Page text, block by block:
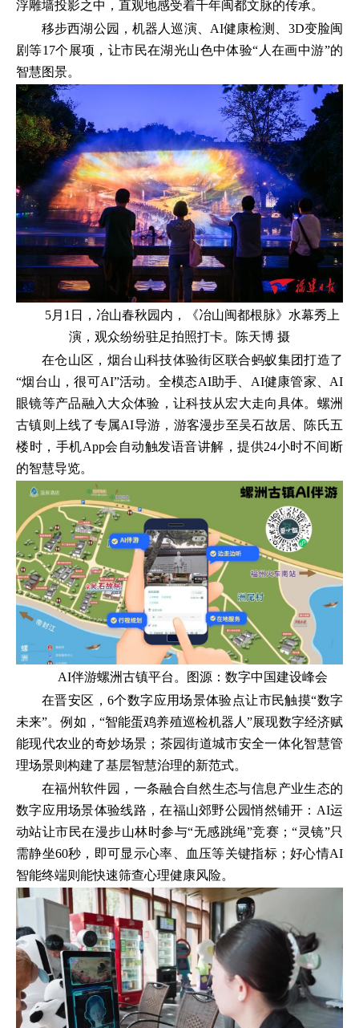
浮雕墙投影之中，直观地感受着千年闽都文脉的传承。
移步西湖公园，机器人巡演、AI健康检测、3D变脸闽
剧等17个展项，让市民在湖光山色中体验“人在画中游”的
智慧图景。
5月1日，冶山春秋园内，《冶山闽都根脉》水幕秀上
演，观众纷纷驻足拍照打卡。陈天博 摄
在仓山区，烟台山科技体验街区联合蚂蚁集团打造了
“烟台山，很可AI”活动。全模态AI助手、AI健康管家、AI
眼镜等产品融入大众体验，让科技从宏大走向具体。螺洲
古镇则上线了专属AI导游，游客漫步至吴石故居、陈氏五
楼时，手机App会自动触发语音讲解，提供24小时不间断
的智慧导览。
AI伴游螺洲古镇平台。图源：数字中国建设峰会
在晋安区，6个数字应用场景体验点让市民触摸“数字
未来”。例如，“智能蛋鸡养殖巡检机器人”展现数字经济赋
能现代农业的奇妙场景；茶园街道城市安全一体化智慧管
理场景则构建了基层智慧治理的新范式。
在福州软件园，一条融合自然生态与信息产业生态的
数字应用场景体验线路，在福山郊野公园悄然铺开：AI运
动站让市民在漫步山林时参与“无感跳绳”竞赛；“灵镜”只
需静坐60秒，即可显示心率、血压等关键指标；好心情AI
智能终端则能快速筛查心理健康风险。